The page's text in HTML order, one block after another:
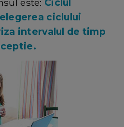
este: Ciclul
ciclului
intervalul de timp